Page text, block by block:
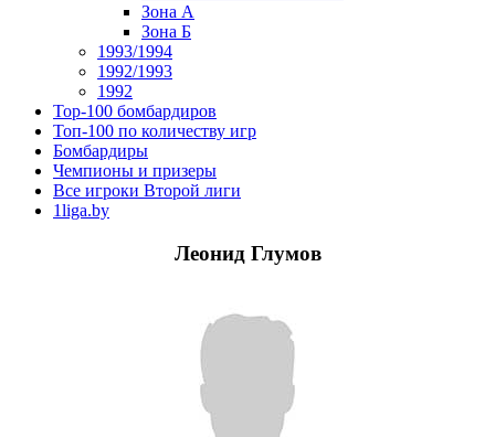
Зона А
Зона Б
1993/1994
1992/1993
1992
Top-100 бомбардиров
Топ-100 по количеству игр
Бомбардиры
Чемпионы и призеры
Все игроки Второй лиги
1liga.by
Леонид Глумов